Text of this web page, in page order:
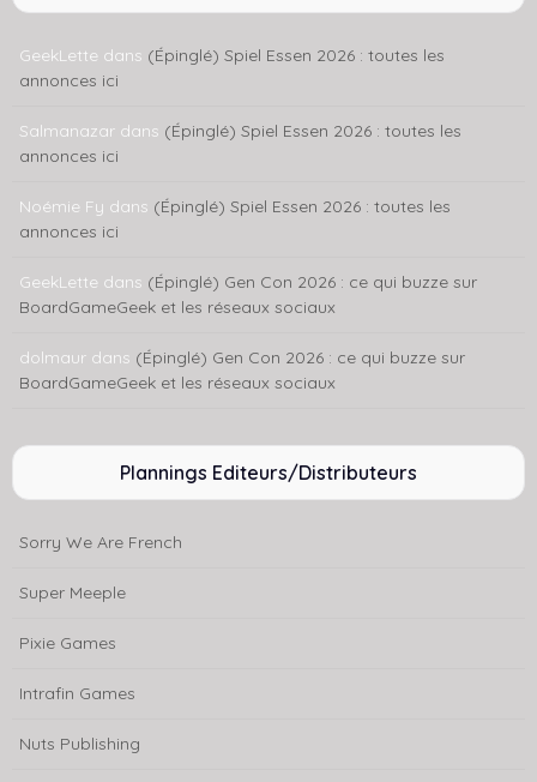
GeekLette dans (Épinglé) Spiel Essen 2026 : toutes les
annonces ici
Salmanazar dans (Épinglé) Spiel Essen 2026 : toutes les
annonces ici
Noémie Fy dans (Épinglé) Spiel Essen 2026 : toutes les
annonces ici
GeekLette dans (Épinglé) Gen Con 2026 : ce qui buzze sur
BoardGameGeek et les réseaux sociaux
dolmaur dans (Épinglé) Gen Con 2026 : ce qui buzze sur
BoardGameGeek et les réseaux sociaux
Plannings Editeurs/Distributeurs
Sorry We Are French
Super Meeple
Pixie Games
Intrafin Games
Nuts Publishing